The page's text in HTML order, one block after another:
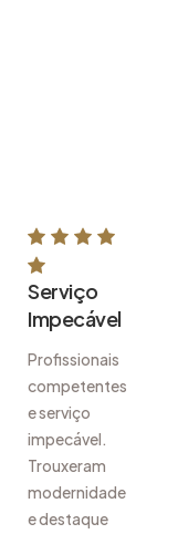
Serviço
Impecável
Profissionais
competentes
e serviço
impecável.
Trouxeram
modernidade
e destaque